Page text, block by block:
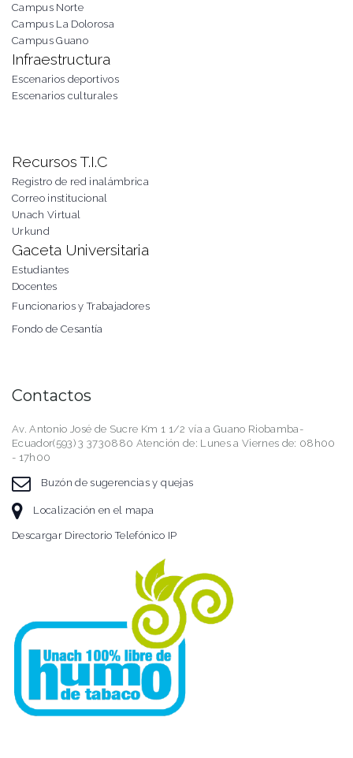
Campus Norte
Campus La Dolorosa
Campus Guano
Infraestructura
Escenarios deportivos
Escenarios culturales
Recursos T.I.C
Registro de red inalámbrica
Correo institucional
Unach Virtual
Urkund
Gaceta Universitaria
Estudiantes
Docentes
Funcionarios y Trabajadores
Fondo de Cesantía
Contactos
Av. Antonio José de Sucre Km 1 1/2 vía a Guano Riobamba-
Ecuador(593) 3 3730880 Atención de: Lunes a Viernes de: 08h00
- 17h00
Buzón de sugerencias y quejas
Localización en el mapa
Descargar Directorio Telefónico IP